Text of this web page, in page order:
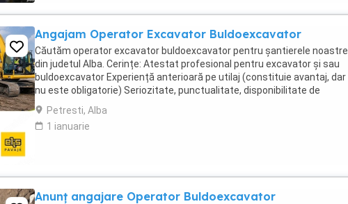
Angajam Operator Excavator Buldoexcavator
Căutăm operator excavator buldoexcavator pentru șantierele noastre
din judetul Alba. Cerințe: Atestat profesional pentru excavator și sau
buldoexcavator Experiență anterioară pe utilaj (constituie avantaj, dar
nu este obligatorie) Seriozitate, punctualitate, disponibilitate de
deplasare pe șantier Permis ...
Petresti, Alba
1 ianuarie
Anunț angajare Operator Buldoexcavator